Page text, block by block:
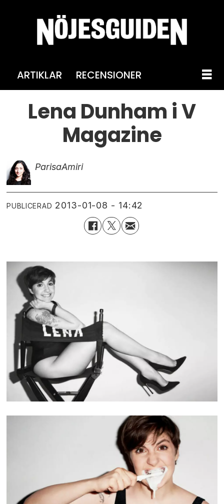
ARTIKLAR RECENSIONER
Lena Dunham i V
Magazine
ParisaAmiri
PUBLICERAD 2013-01-08 - 14:42